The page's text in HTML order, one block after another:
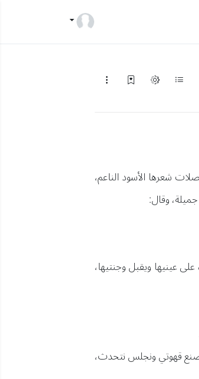
شعرها الأسود الناعم،
وقال:
عينيها ويقبل وجنتيها،
قهوتي ونجلس نتحدث،